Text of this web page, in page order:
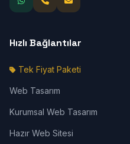
Hızlı Bağlantılar
Tek Fiyat Paketi
Web Tasarım
Kurumsal Web Tasarım
Hazır Web Sitesi